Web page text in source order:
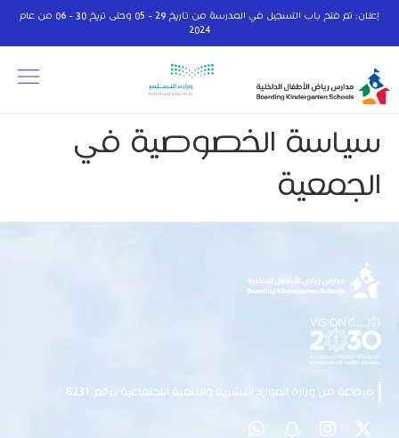
إعلان: تم فتح باب التسجيل في المدرسة من تاريخ 29 - 05 وحتى تريخ 30 - 06 من عام
2024
سياسة الخصوصية في
الجمعية
مرخصة من وزارة الموارد البشرية والتنمية الاجتماعية برقم 8231